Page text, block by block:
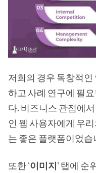
저희의 경우 독창적
하고 사례 연구에 필
다. 비즈니스 관점에
인 웹 사용자에게 우
는 좋은 플랫폼이었습
또한 '이미지' 탭에 순